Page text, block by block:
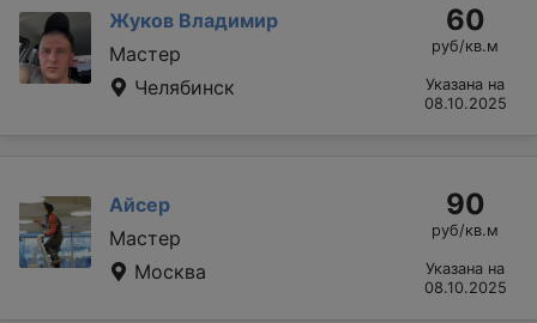
Жуков Владимир
Мастер
Челябинск
60
руб/кв.м
Указана на
08.10.2025
Айсер
Мастер
Москва
90
руб/кв.м
Указана на
08.10.2025